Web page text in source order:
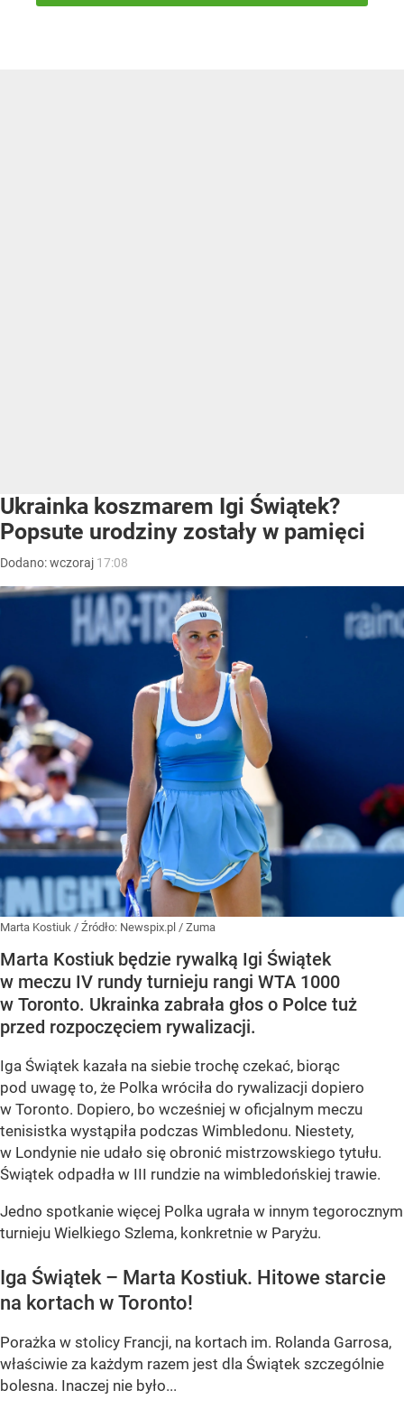
Ukrainka koszmarem Igi Świątek?
Popsute urodziny zostały w pamięci
Dodano:wczoraj 17:08
Marta Kostiuk / Źródło: Newspix.pl / Zuma
Marta Kostiuk będzie rywalką Igi Świątek
w meczu IV rundy turnieju rangi WTA 1000
w Toronto. Ukrainka zabrała głos o Polce tuż
przed rozpoczęciem rywalizacji.
Iga Świątek kazała na siebie trochę czekać, biorąc
pod uwagę to, że Polka wróciła do rywalizacji dopiero
w Toronto. Dopiero, bo wcześniej w oficjalnym meczu
tenisistka wystąpiła podczas Wimbledonu. Niestety,
w Londynie nie udało się obronić mistrzowskiego tytułu.
Świątek odpadła w III rundzie na wimbledońskiej trawie.
Jedno spotkanie więcej Polka ugrała w innym tegorocznym
turnieju Wielkiego Szlema, konkretnie w Paryżu.
Iga Świątek – Marta Kostiuk. Hitowe starcie
na kortach w Toronto!
Porażka w stolicy Francji, na kortach im. Rolanda Garrosa,
właściwie za każdym razem jest dla Świątek szczególnie
bolesna. Inaczej nie było...